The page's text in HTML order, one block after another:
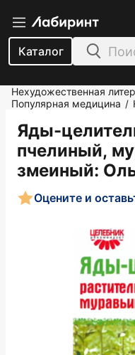
Каталог
Нехудожественная
Популярная медицина /
Яды-
пчелиный,
змеиный:
Оцените и